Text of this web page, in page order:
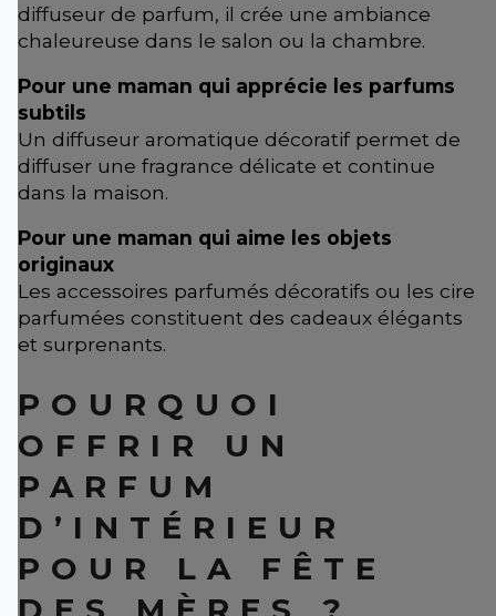
diffuseur de parfum, il crée une ambiance
chaleureuse dans le salon ou la chambre.
Pour une maman qui apprécie les parfums
subtils
Un diffuseur aromatique décoratif permet de
diffuser une fragrance délicate et continue
dans la maison.
Pour une maman qui aime les objets
originaux
Les accessoires parfumés décoratifs ou les cire
parfumées constituent des cadeaux élégants
et surprenants.
POURQUOI
OFFRIR UN
PARFUM
D’INTÉRIEUR
POUR LA FÊTE